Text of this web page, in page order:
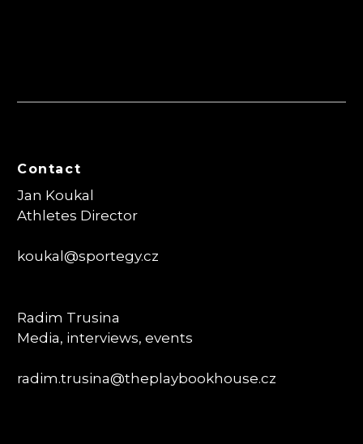
Contact
Jan Koukal
Athletes Director
koukal@sportegy.cz
Radim Trusina
Media, interviews, events
radim.trusina@theplaybookhouse.cz